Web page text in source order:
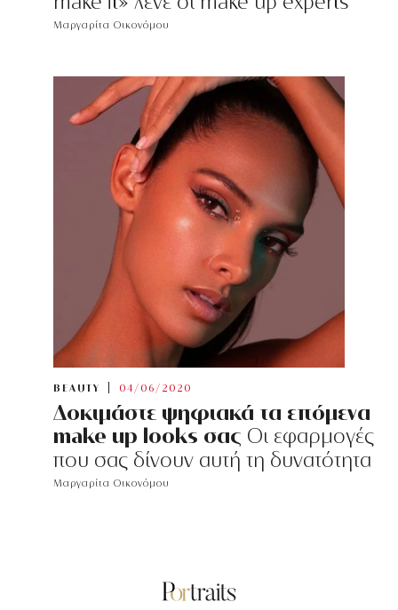
Μαργαρίτα Οικονόμου
BEAUTY 04/06/2020
Δοκιμάστε ψηφιακά τα επόμενα
make up looks σας Οι εφαρμογές
που σας δίνουν αυτή τη δυνατότητα
Μαργαρίτα Οικονόμου